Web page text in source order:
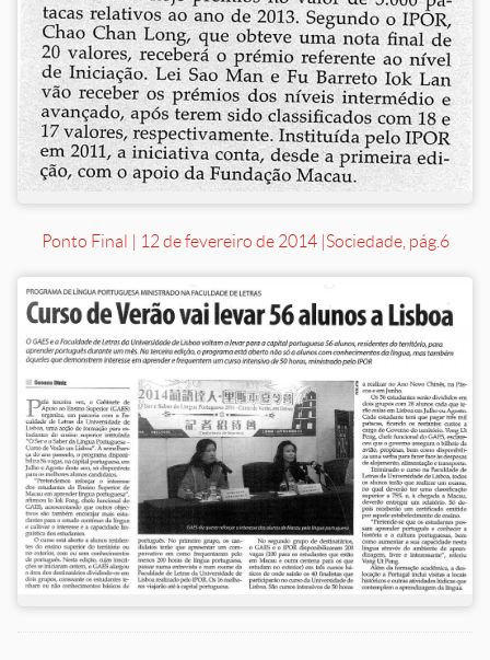
Ponto Final | 12 de fevereiro de 2014 | Sociedade, pág.6